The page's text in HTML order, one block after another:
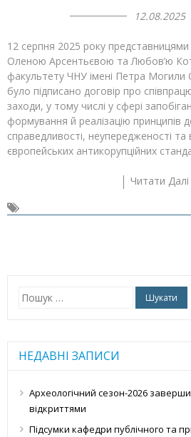
12.08.2025
12 серпня 2025 року
Оленою Арсентьєвою та Любов’ю
факультету ЧНУ імені Петра
було підписано договір про
заходи, у тому числі у сфері
формування й реалізацію принципів
справедливості, неупередженості
європейських антикорупційних
Читати Далі
Пошук:
НЕДАВНІ ЗАПИСИ
Археологічний сезон-2026
відкриттями
Підсумки кафедри публічного та